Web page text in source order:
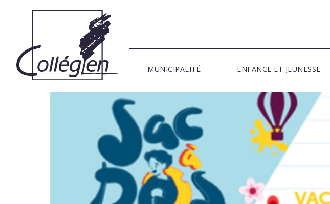
MUNICIPALITÉ ENFANCE ET JEUNESSE